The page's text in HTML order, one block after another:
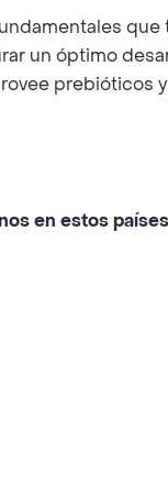
un óptimo
en estos países